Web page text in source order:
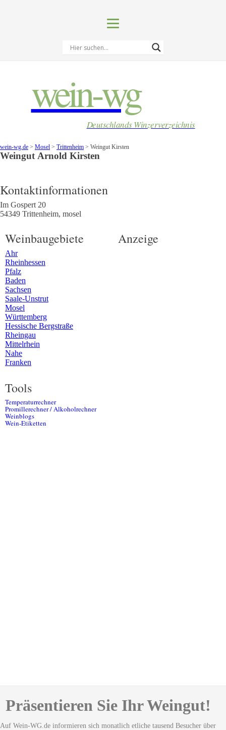
wein-wg
Deutschlands Winzerverzeichnis
wein-wg.de > Mosel > Trittenheim > Weingut Kirsten
Weingut Arnold Kirsten
Kontaktinformationen
Im Gospert 20
54349 Trittenheim, mosel
Weinbaugebiete
Ahr
Rheinhessen
Pfalz
Baden
Sachsen
Saale-Unstrut
Mosel
Württemberg
Hessische Bergstraße
Rheingau
Mittelrhein
Nahe
Franken
Tools
Temperaturrechner
Promillerechner / Alkoholrechner
Weinblogs
Wein-Etiketten
Anzeige
Präsentieren Sie Ihr Weingut!
Auf Wein-WG.de informieren sich monatlich etliche tausend Besucher über